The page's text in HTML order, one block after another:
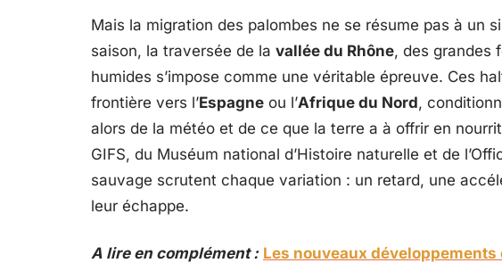
Mais la migration des palombes ne se résume pas à un
saison, la traversée de la vallée du Rhône, des grandes
humides s’impose comme une véritable épreuve. Ces
frontière vers l’Espagne ou l’Afrique du Nord,
alors de la météo et de ce que la terre a à offrir en
GIFS, du Muséum national d’Histoire naturelle et de
sauvage scrutent chaque variation : un retard, une
leur échappe.
A lire en complément : Les nouveaux